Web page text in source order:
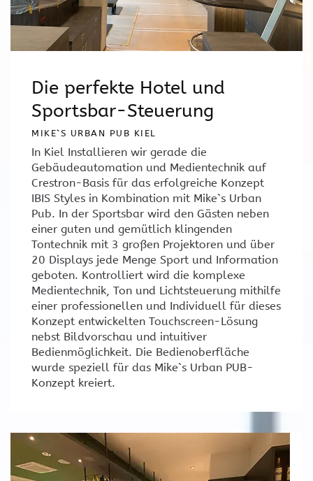
Die perfekte Hotel und
Sportsbar-Steuerung
MIKE`S URBAN PUB KIEL
In Kiel Installieren wir gerade die
Gebäudeautomation und Medientechnik auf
Crestron-Basis für das erfolgreiche Konzept
IBIS Styles in Kombination mit Mike`s Urban
Pub. In der Sportsbar wird den Gästen neben
einer guten und gemütlich klingenden
Tontechnik mit 3 großen Projektoren und über
20 Displays jede Menge Sport und Information
geboten. Kontrolliert wird die komplexe
Medientechnik, Ton und Lichtsteuerung mithilfe
einer professionellen und Individuell für dieses
Konzept entwickelten Touchscreen-Lösung
nebst Bildvorschau und intuitiver
Bedienmöglichkeit. Die Bedienoberfläche
wurde speziell für das Mike`s Urban PUB-
Konzept kreiert.